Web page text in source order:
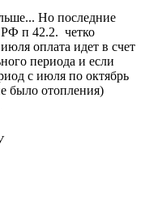
Но последние
п 42.2. четко
оплата идет в счет
периода и если
с июля по октябрь
было отопления)